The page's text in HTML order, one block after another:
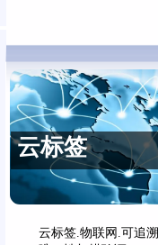
云标签
云标签.物联网.可追溯